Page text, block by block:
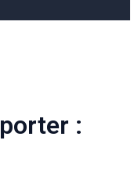
: